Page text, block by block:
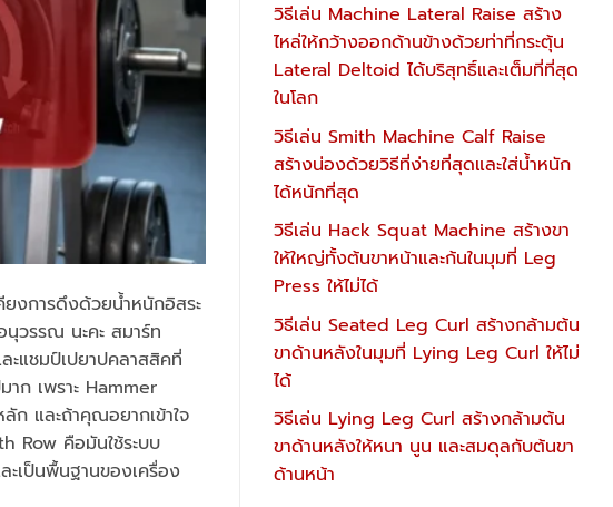
ยงการดึงด้วยน้ำหนักอิสระ
วรรณ นะคะ สมาร์ท
แชมป์เปยาปคลาสสิคที่
ก เพราะ Hammer
ก และถ้าคุณอยากเข้าใจ
Row คือมันใช้ระบบ
เป็นพื้นฐานของเครื่อง
วิธีเล่น Machine Lateral Raise สร้าง
ไหล่ให้กว้างออกด้านข้างด้วยท่าที่กระตุ้น
Lateral Deltoid ได้บริสุทธิ์และเต็มที่ที่สุด
ในโลก
วิธีเล่น Smith Machine Calf Raise
สร้างน่องด้วยวิธีที่ง่ายที่สุดและใส่น้ำหนัก
ได้หนักที่สุด
วิธีเล่น Hack Squat Machine สร้างขา
ให้ใหญ่ทั้งต้นขาหน้าและก้นในมุมที่ Leg
Press ให้ไม่ได้
วิธีเล่น Seated Leg Curl สร้างกล้ามต้น
ขาด้านหลังในมุมที่ Lying Leg Curl ให้ไม่
ได้
วิธีเล่น Lying Leg Curl สร้างกล้ามต้น
ขาด้านหลังให้หนา นูน และสมดุลกับต้นขา
ด้านหน้า